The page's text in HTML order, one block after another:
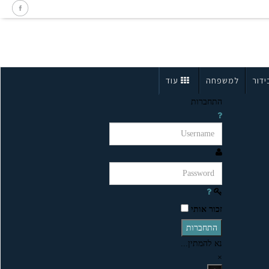
למשפחה עוד
התחברות
זכור אותי
התחברות
נא להמתין...
×